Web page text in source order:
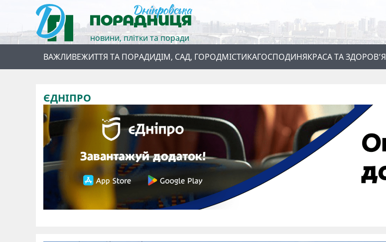
новини, плітки та поради
ВАЖЛИВЕЖИТТЯ ТА ПОРАДИДІМ, САД, ГОРОДМІСТИКАГОСПОДИНЯКРАСА ТА ЗДОРОВ’Я
ЄДНІПРО